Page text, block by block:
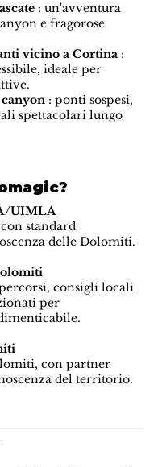
: un'avventura
e fragorose
vicino a Cortina:
ideale per
: ponti sospesi,
spettacolari lungo
UIMLA
standard
delle Dolomiti.
consigli locali
per
con partner
del territorio.